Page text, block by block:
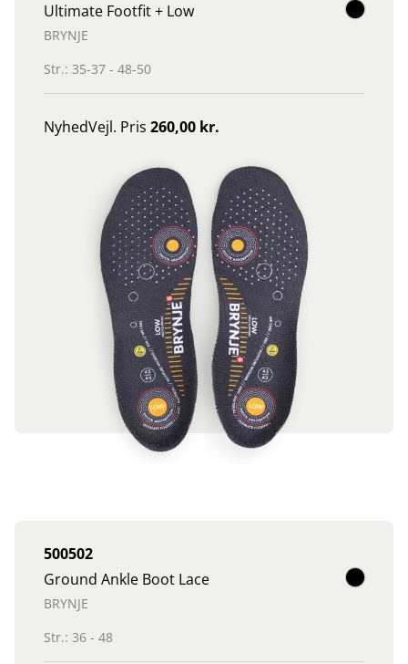
Ultimate Footfit + Low
BRYNJE
Str.: 35-37 - 48-50
NyhedVejl. Pris 260,00 kr.
500502
Ground Ankle Boot Lace
BRYNJE
Str.: 36 - 48